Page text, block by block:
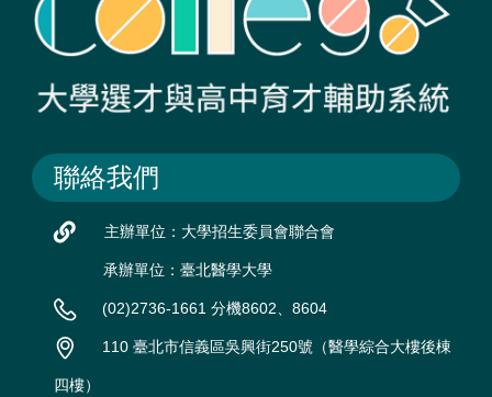
聯絡我們
主辦單位：大學招生委員會聯合會
承辦單位：臺北醫學大學
(02)2736-1661 分機8602、8604
110 臺北市信義區吳興街250號（醫學綜合大樓後棟
四樓）